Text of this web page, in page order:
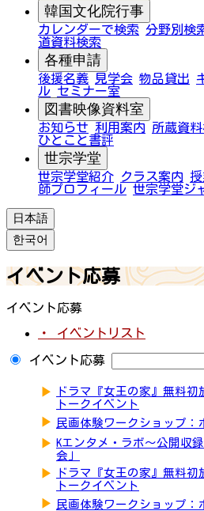
韓国文化院行事
カレンダーで検索 分野別検
道資料検索
各種申請
後援名義 見学会 物品貸出
ル セミナー室
図書映像資料室
お知らせ 利用案内 所蔵資
ひとこと書評
世宗学堂
世宗学堂紹介 クラス案内
師プロフィール 世宗学堂ジ
日本語
한국어
イベント応募
イベント応募
・ イベントリスト
イベント応募
▶
ドラマ『女王の家』無料
トークイベント
▶ 民画体験ワークショップ
▶ Kエンタメ・ラボ～公開収
会」
▶
ドラマ『女王の家』無料
トークイベント
▶ 民画体験ワークショップ